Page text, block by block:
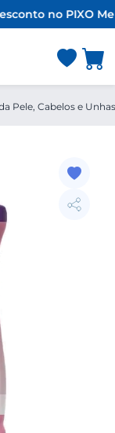
no PIXO
Pele, Cabelos e Unhas